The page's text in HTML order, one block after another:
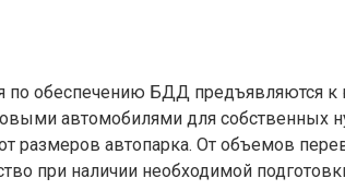
по обеспечению БДД предъявляются
автомобилями для собственных
автопарка. От объемов
при наличии необходимой